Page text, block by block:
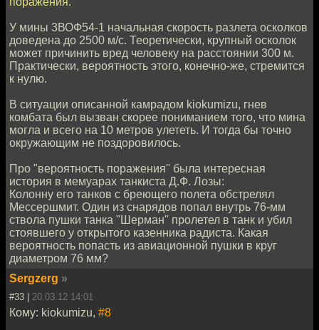
У мины 3ВОФ54-1 начальная скорость разлета осколков
доведена до 2500 м/с. Теоретически, крупный осколок
может причинить вред человеку на расстоянии 300 м.
Практически, вероятность этого, конечно-же, стремится
к нулю.
В ситуации описанной камрадом kiokumizu, гнев
комбата был вызван скорее пониманием того, что мина
могла и всего на 10 метров улететь. И тогда бы точно
окружающим не поздоровилось.
Про "вероятность поражения" была интересная
история в мемуарах танкиста Д.Ф. Лозы:
Колонну его танков с бреющего полета обстрелял
Мессершмит. Один из снарядов попал внутрь 76-мм
ствола пушки танка "Шерман" пролетел в танк и убил
стоявшего у открытого казенника радиста. Какая
вероятность попасть из авиационной пушки в круг
диаметром 76 мм?
Sergzerg »
#33 | 20.03.12 14:01
Кому: kiokumizu, #8